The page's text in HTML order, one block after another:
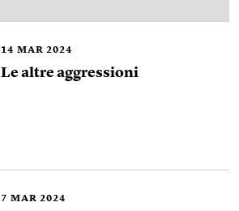
14 MAR 2024
Le altre aggressioni
7 MAR 2024